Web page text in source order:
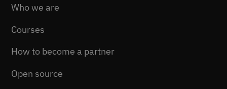
Who we are
Courses
How to become a partner
Open source